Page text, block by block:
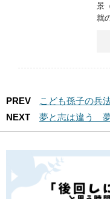
景
就
PREV
こども孫子の兵
NEXT
夢と志は違う